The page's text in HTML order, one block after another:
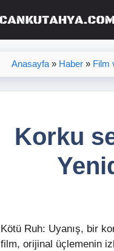
Anasayfa» Haber» Film
Korku
Kötü Ruh: Uyanış, bir
film, orijinal üçlemenin